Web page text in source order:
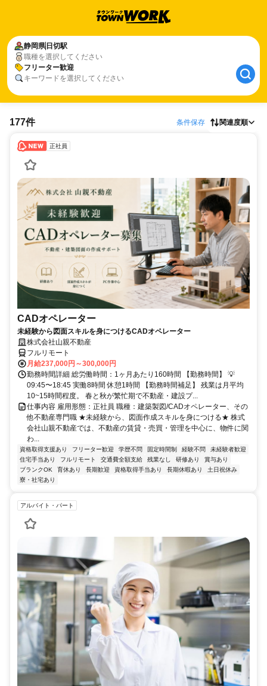
静岡県 日切駅
職種を選択してください
フリーター歓迎
キーワードを選択してください
177件 条件保存 関連度順
正社員
CADオペレーター
未経験から図面スキルを身につけるCADオペレーター
株式会社山親不動産
フルリモート
月給237,000円～300,000円
勤務時間詳細 総労働時間：1ヶ月あたり160時間 【勤務時間】 💡
09:45〜18:45 実働8時間 休憩1時間 【勤務時間補足】 残業は月平均
10~15時間程度。 春と秋が繁忙期で不動産・建設プ...
仕事内容 雇用形態：正社員 職種：建築製図/CADオペレーター、その
他不動産専門職 ★未経験から、図面作成スキルを身につける★ 株式
会社山親不動産では、不動産の賃貸・売買・管理を中心に、物件に関
わ...
資格取得支援あり フリーター歓迎 学歴不問 固定時間制 経験不問
未経験者歓迎
住宅手当あり
フルリモート 交通費全額支給 残業なし 研修あり
賞与あり
ブランクOK
育休あり 長期歓迎 資格取得手当あり 長期休暇あり
土日祝休み
寮・社宅あり
アルバイト・パート